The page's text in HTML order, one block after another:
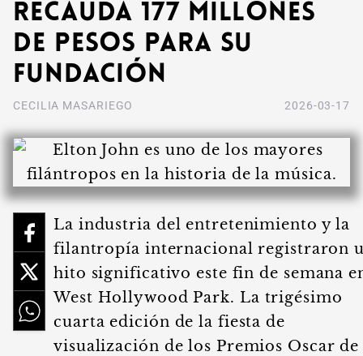
Recauda 177 millones
de pesos para su
fundación
CECILIA MASARIEGO 2026-03-17
La industria del entretenimiento y la
filantropía internacional registraron
hito significativo este fin de semana
West Hollywood Park. La trigésimo
cuarta edición de la fiesta de
visualización de los Premios Oscar de